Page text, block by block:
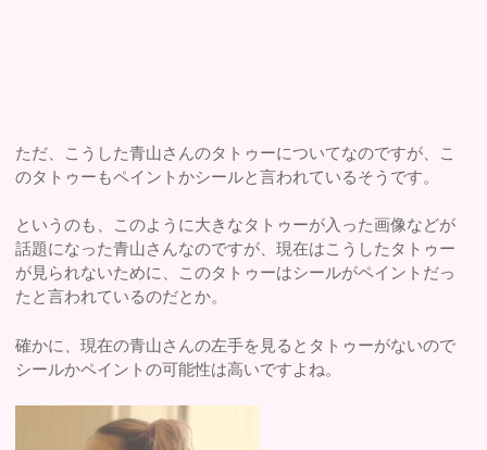
ただ、こうした青山さんのタトゥーについてなのですが、こ
のタトゥーもペイントかシールと言われているそうです。
というのも、このように大きなタトゥーが入った画像などが
話題になった青山さんなのですが、現在はこうしたタトゥー
が見られないために、このタトゥーはシールがペイントだっ
たと言われているのだとか。
確かに、現在の青山さんの左手を見るとタトゥーがないので
シールかペイントの可能性は高いですよね。